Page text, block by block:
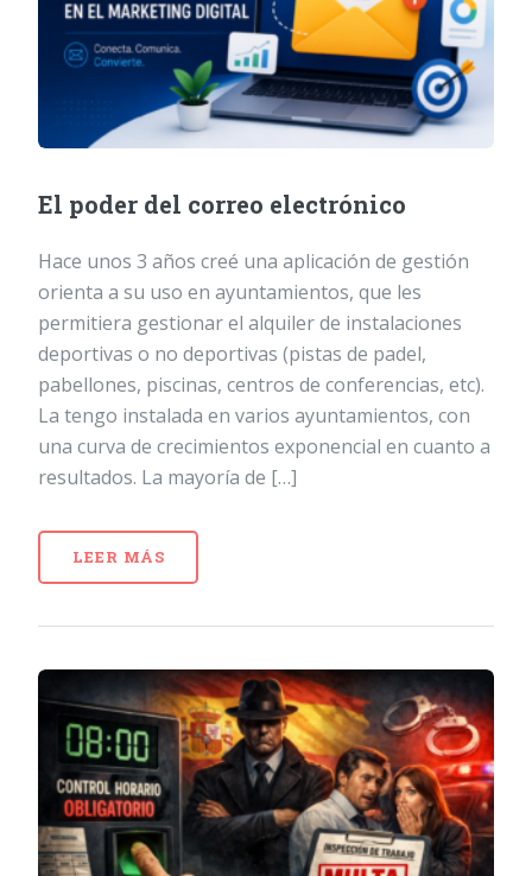
El poder del correo electrónico
Hace unos 3 años creé una aplicación de gestión
orienta a su uso en ayuntamientos, que les
permitiera gestionar el alquiler de instalaciones
deportivas o no deportivas (pistas de padel,
pabellones, piscinas, centros de conferencias, etc).
La tengo instalada en varios ayuntamientos, con
una curva de crecimientos exponencial en cuanto a
resultados. La mayoría de […]
LEER MÁS